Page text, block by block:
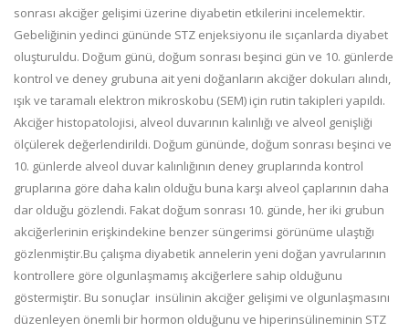
sonrası akciğer gelişimi üzerine diyabetin etkilerini incelemektir.
Gebeliğinin yedinci gününde STZ enjeksiyonu ile sıçanlarda diyabet
oluşturuldu. Doğum günü, doğum sonrası beşinci gün ve 10. günlerde
kontrol ve deney grubuna ait yeni doğanların akciğer dokuları alındı,
ışık ve taramalı elektron mikroskobu (SEM) için rutin takipleri yapıldı.
Akciğer histopatolojisi, alveol duvarının kalınlığı ve alveol genişliği
ölçülerek değerlendirildi. Doğum gününde, doğum sonrası beşinci ve
10. günlerde alveol duvar kalınlığının deney gruplarında kontrol
gruplarına göre daha kalın olduğu buna karşı alveol çaplarının daha
dar olduğu gözlendi. Fakat doğum sonrası 10. günde, her iki grubun
akciğerlerinin erişkindekine benzer süngerimsi görünüme ulaştığı
gözlenmiştir.Bu çalışma diyabetik annelerin yeni doğan yavrularının
kontrollere göre olgunlaşmamış akciğerlere sahip olduğunu
göstermiştir. Bu sonuçlar insülinin akciğer gelişimi ve olgunlaşmasını
düzenleyen önemli bir hormon olduğunu ve hiperinsülineminin STZ